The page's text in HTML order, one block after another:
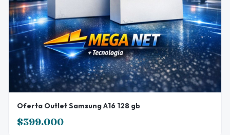
Oferta Outlet Samsung A16 128 gb
$399.000